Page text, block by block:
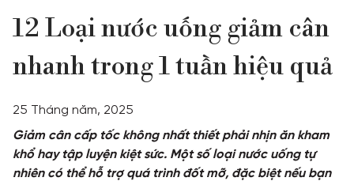
NÂNG CƠ
THẨM MỸ NỘI KHOA
DỊCH VỤ GIẢM BÉO
TẮM TRẮNG
12 Loại nước uống giảm cân
nhanh trong 1 tuần hiệu quả
25 Tháng năm, 2025
Giảm cân cấp tốc không nhất thiết phải nhịn ăn kham
khổ hay tập luyện kiệt sức. Một số loại nước uống tự
nhiên có thể hỗ trợ quá trình đốt mỡ, đặc biệt nếu bạn